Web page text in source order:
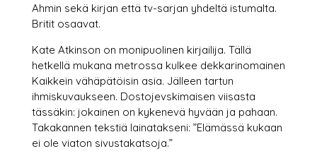
Ahmin sekä kirjan että tv-sarjan yhdeltä istumalta.
Britit osaavat.
Kate Atkinson on monipuolinen kirjailija. Tällä
hetkellä mukana metrossa kulkee dekkarinomainen
Kaikkein vähäpätöisin asia. Jälleen tartun
ihmiskuvaukseen. Dostojevskimaisen viisasta
tässäkin: jokainen on kykenevä hyvään ja pahaan.
Takakannen tekstiä lainatakseni: ”Elämässä kukaan
ei ole viaton sivustakatsoja.”